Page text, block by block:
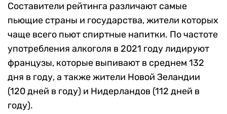
Составители рейтинга различают самые
пьющие страны и государства, жители которых
чаще всего пьют спиртные напитки. По частоте
употребления алкоголя в 2021 году лидируют
французы, которые выпивают в среднем 132
дня в году, а также жители Новой Зеландии
(120 дней в году) и Нидерландов (112 дней в
году).